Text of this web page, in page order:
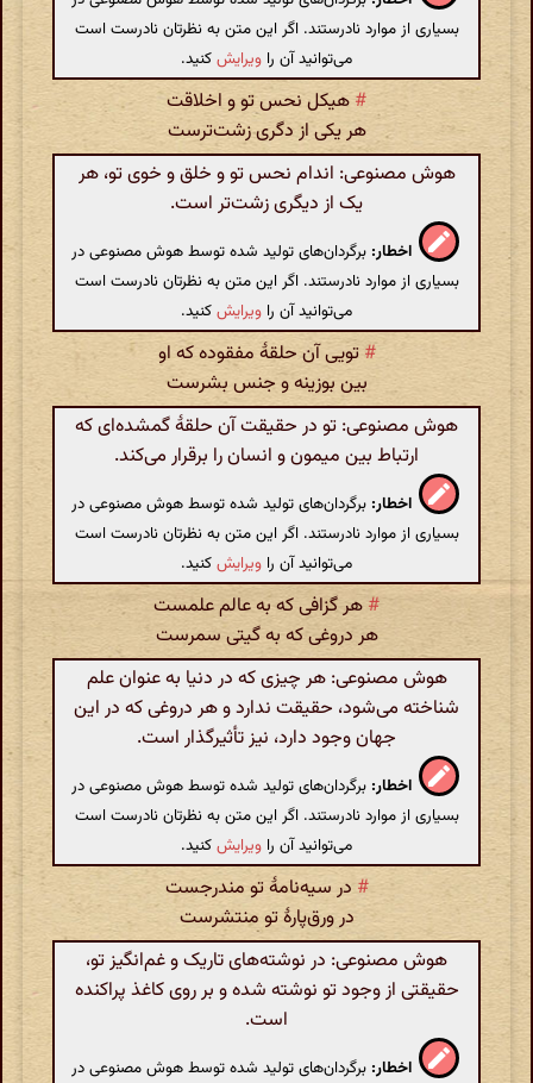
بسیاری از موارد نادرستند. اگر این متن به نظرتان نادرست است
می‌توانید آن را ویرایشکنید.
# هیکل نحس تو و اخلاقت
هر یکی از دگری زشت‌ترست
هوش مصنوعی: اندام نحس تو و خلق و خوی تو، هر
یک از دیگری زشت‌تر است.
اخطار: برگردان‌های تولید شده توسط هوش مصنوعی در
بسیاری از موارد نادرستند. اگر این متن به نظرتان نادرست است
می‌توانید آن را ویرایشکنید.
# تویی آن حلقهٔ مفقوده که او
بین بوزینه و جنس‌ بشرست
هوش مصنوعی: تو در حقیقت آن حلقهٔ گمشده‌ای که
ارتباط بین میمون و انسان را برقرار می‌کند.
اخطار: برگردان‌های تولید شده توسط هوش مصنوعی در
بسیاری از موارد نادرستند. اگر این متن به نظرتان نادرست است
می‌توانید آن را ویرایشکنید.
# هر گزافی که به عالم علمست
هر دروغی که به گیتی سمرست
هوش مصنوعی: هر چیزی که در دنیا به عنوان علم
شناخته می‌شود، حقیقت ندارد و هر دروغی که در این
جهان وجود دارد، نیز تأثیرگذار است.
اخطار: برگردان‌های تولید شده توسط هوش مصنوعی در
بسیاری از موارد نادرستند. اگر این متن به نظرتان نادرست است
می‌توانید آن را ویرایشکنید.
#در سیه‌نامهٔ تو مندرجست
در ورق‌پارهٔ تو منتشرست
هوش مصنوعی: در نوشته‌های تاریک و غم‌انگیز تو،
حقیقتی از وجود تو نوشته شده و بر روی کاغذ پراکنده
است.
اخطار: برگردان‌های تولید شده توسط هوش مصنوعی در